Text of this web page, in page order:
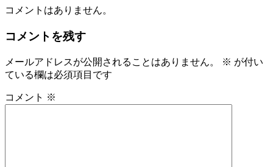
コメントはありません。
コメントを残す
メールアドレスが公開されることはありません。 ※ が付い
ている欄は必須項目です
コメント ※